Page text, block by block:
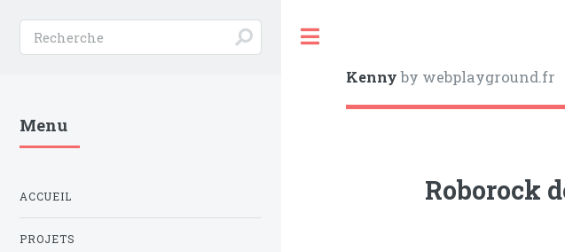
Kennyby webplayground.fr
Roborock
Menu
ACCUEIL
PROJETS